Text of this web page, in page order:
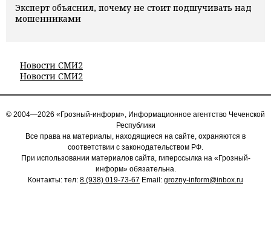
Эксперт объяснил, почему не стоит подшучивать над
мошенниками
Новости СМИ2
Новости СМИ2
© 2004—2026 «Грозный-информ», Информационное агентство Чеченской
Республики
Все права на материалы, находящиеся на сайте, охраняются в
соответствии с законодательством РФ.
При использовании материалов сайта, гиперссылка на «Грозный-
информ» обязательна.
Контакты: тел: 8 (938) 019-73-67 Email: grozny-inform@inbox.ru